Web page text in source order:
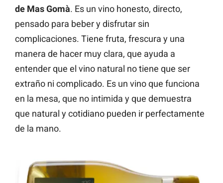
de Mas Gomà. Es un vino honesto, directo,
pensado para beber y disfrutar sin
complicaciones. Tiene fruta, frescura y una
manera de hacer muy clara, que ayuda a
entender que el vino natural no tiene que ser
extraño ni complicado. Es un vino que funciona
en la mesa, que no intimida y que demuestra
que natural y cotidiano pueden ir perfectamente
de la mano.